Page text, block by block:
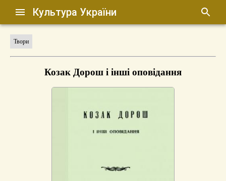
Культура України
Твори
Козак Дорош і інші оповідання